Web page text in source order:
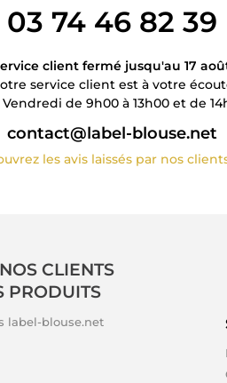
03 74 46 82 39
client fermé jusqu'au 17
service client est à votre
de 9h00 à 13h00 et de
contact@label-blouse.net
les avis laissés par nos
CLIENTS
PRODUITS